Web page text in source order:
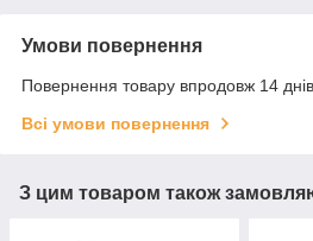
Умови повернення
Повернення товару впродовж 14
Всі умови повернення
З цим товаром також